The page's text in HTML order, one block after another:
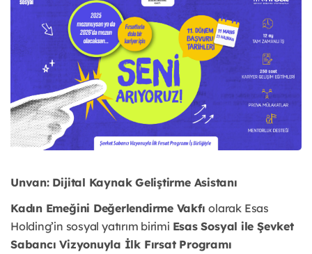
Unvan: Dijital Kaynak Geliştirme Asistanı
Kadın Emeğini Değerlendirme Vakfıolarak Esas
Holding’in sosyal yatırım birimi Esas Sosyal ile Şevket
Sabancı Vizyonuyla İlk Fırsat Programı